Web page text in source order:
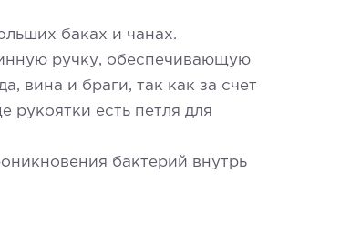
баках и чанах.
ручку, обеспечивающую
вина и браги, так как за счет
рукоятки есть петля для
бактерий внутрь